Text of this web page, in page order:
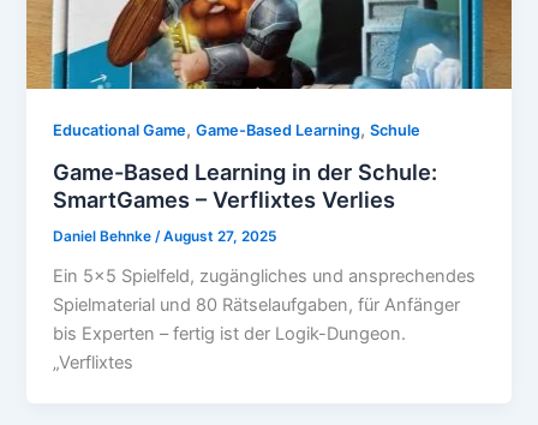
Educational Game,Game-Based Learning,Schule
Game-Based Learning in der Schule:
SmartGames – Verflixtes Verlies
Daniel Behnke/August 27, 2025
Ein 5×5 Spielfeld, zugängliches und ansprechendes
Spielmaterial und 80 Rätselaufgaben, für Anfänger
bis Experten – fertig ist der Logik-Dungeon.
„Verflixtes